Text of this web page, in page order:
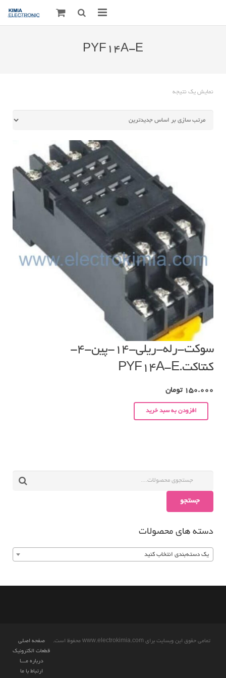
PYF14A-E
نمایش یک نتیجه
سوکت-رله-ریلی-۱۴-پین-۴-
کنتاکت.PYF14A-E
150.000 تومان
افزودن به سبد خرید
جستجو
دسته های محصولات
یک دسته‌بندی انتخاب کنید
صفحه اصلی
قطعات الکترونیک
درباره مـــا
ارتباط با ما
تمامی حقوق این وبسایت برای www.electrokimia.com محفوظ است.